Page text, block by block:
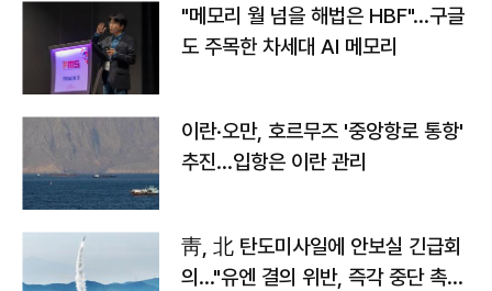
"메모리 월 넘을 해법은 HBF"…구글
도 주목한 차세대 AI 메모리
이란·오만, 호르무즈 '중앙항로 통항'
추진…입항은 이란 관리
靑, 北 탄도미사일에 안보실 긴급회
의…"유엔 결의 위반, 즉각 중단 촉